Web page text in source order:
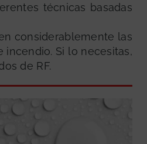
técnicas basadas
considerablemente las
incendio. Si lo necesitas,
de RF.